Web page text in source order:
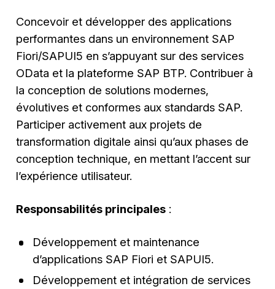
Concevoir et développer des applications
performantes dans un environnement SAP
Fiori/SAPUI5 en s’appuyant sur des services
OData et la plateforme SAP BTP. Contribuer à
la conception de solutions modernes,
évolutives et conformes aux standards SAP.
Participer activement aux projets de
transformation digitale ainsi qu’aux phases de
conception technique, en mettant l’accent sur
l’expérience utilisateur.
Responsabilités principales :
Développement et maintenance
d’applications SAP Fiori et SAPUI5.
Développement et intégration de services